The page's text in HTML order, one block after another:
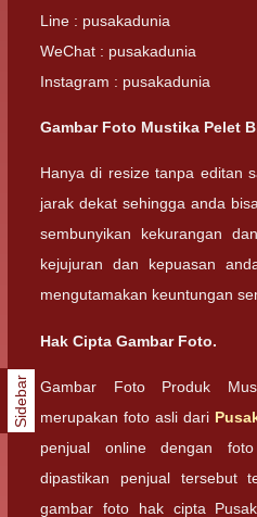
Line : pusakadunia
WeChat : pusakadunia
Instagram : pusakadunia
Gambar Foto Mustika Pelet
Hanya di resize tanpa editan
jarak dekat sehingga anda
sembunyikan kekurangan
kejujuran dan kepuasan
mengutamakan keuntungan
Hak Cipta Gambar Foto.
Gambar Foto Produk
merupakan foto asli dari
penjual online dengan
dipastikan penjual tersebut
gambar foto hak cipta
Sidebar